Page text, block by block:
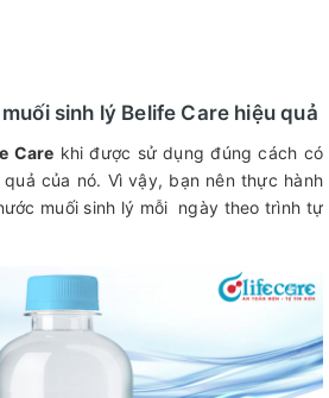
sinh lý Belife Care hiệu quả
Care khi được sử dụng đúng cách có
của nó. Vì vậy, bạn nên thực hành
muối sinh lý mỗi ngày theo trình tự